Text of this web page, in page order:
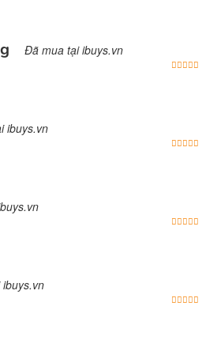
Đã mua tại ibuys.vn
ibuys.vn